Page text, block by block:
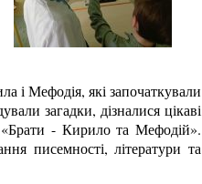
і Мефодія, які започаткували
загадки, дізналися цікаві
«Брати - Кирило та Мефодій».
писемності, літератури та